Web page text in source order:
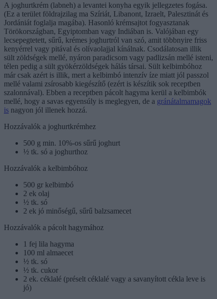
A joghurtkrém (labneh) a levantei konyha egyik jellegzetes fogása.
(Ez a terület földrajzilag ma Szíriát, Libanont, Izraelt, Palesztinát és
Jordániát foglalja magába). Hasonló krémsajtot fogyasztanak
Törökországban, Egyiptomban vagy Indiában is. Valójában egy
lecsepegtetett, sűrű, krémes joghurtról van szó, amit többnyire friss
kenyérrel vagy pitával és olívaolajjal kínálnak. Csodálatosan illik
sült zöldségek mellé, nyáron paradicsom vagy padlizsán mellé isteni,
télen pedig a sült gyökérzöldségek hálás társai. Sült kelbimbóhoz
már csak azért is illik, mert a kelbimbó intenzív íze miatt jól passzol
mellé valami zsírosabb kiegészítő (ezért is készítik sok receptben
szalonnával). Ebben a receptben pácolt hagyma kerül a kelbimbók
mellé, hogy a savas egyensúly is meglegyen, de a gránátalmamagok
is nagyon jól illenek hozzá.
Hozzávalók a joghurtkrémhez
500 g min. 10%-os sűrű joghurt
½ tk. só a joghurthoz
Hozzávalók a kelbimbóhoz
500 gr kelbimbó
2 ek olaj
½ tk. só
2 ek jó minőségű, sűrű balzsamecet
Hozzávalók a pácolt hagymához
1 fej lila hagyma
100 ml almaecet
½ tk. só
½ tk. cukor
2 ek. céklalé (préselt céklalé vagy a savanyított cékla leve is
jó)